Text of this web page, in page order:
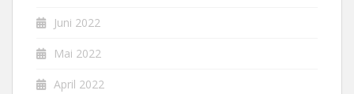
Juni 2022
Mai 2022
April 2022